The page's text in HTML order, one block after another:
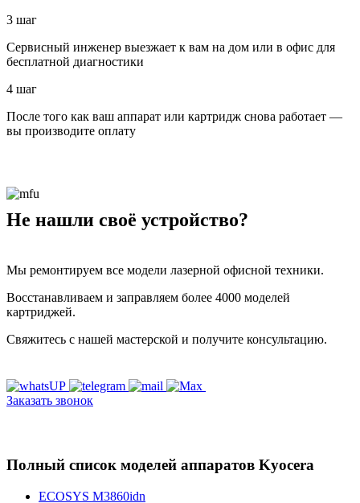
3 шаг
Сервисный инженер выезжает к вам на дом или в офис для
бесплатной диагностики
4 шаг
После того как ваш аппарат или картридж снова работает —
вы производите оплату
Не нашли своё устройство?
Мы ремонтируем все модели лазерной офисной техники.
Восстанавливаем и заправляем более 4000 моделей
картриджей.
Свяжитесь с нашей мастерской и получите консультацию.
Заказать звонок
Полный список моделей аппаратов Kyocera
ECOSYS M3860idn